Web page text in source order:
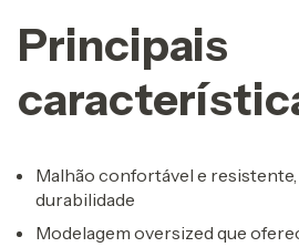
Principais
Malhão confortável e
durabilidade
Modelagem oversized que